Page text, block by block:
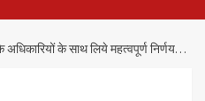
के साथ लिये महत्वपूर्ण निर्णय…